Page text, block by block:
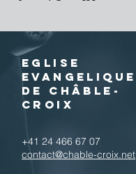
EGLISE
EVANGELIQUE
DE CHÂBLE-
CROIX
+41 24 466 67 07
contact@chable-croix.net